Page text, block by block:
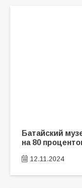
Батайский
на 80
12.11.2024